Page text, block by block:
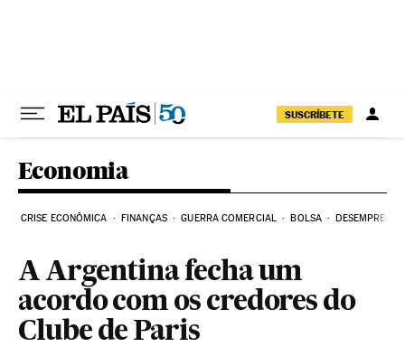
SUSCRÍBETE
Economia
CRISE ECONÔMICA FINANÇAS GUERRA COMERCIAL BOLSA DESEMPREGO
A Argentina fecha um
acordo com os credores do
Clube de Paris